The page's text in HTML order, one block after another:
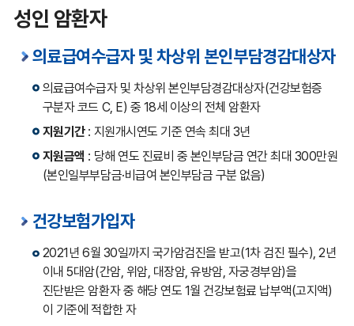
성인 암환자
의료급여수급자 및 차상위 본인부담경감대상자
의료급여수급자 및 차상위 본인부담경감대상자(건강보험증
구분자 코드 C, E) 중 18세 이상의 전체 암환자
지원기간: 지원개시연도 기준 연속 최대 3년
지원금액 : 당해 연도 진료비 중 본인부담금 연간 최대 300만원
(본인일부부담금·비급여 본인부담금 구분 없음)
건강보험가입자
2021년 6월 30일까지 국가암검진을 받고(1차 검진 필수), 2년
이내 5대암(간암, 위암, 대장암, 유방암, 자궁경부암)을
진단받은 암환자 중 해당 연도 1월 건강보험료 납부액(고지액)
이 기준에 적합한 자